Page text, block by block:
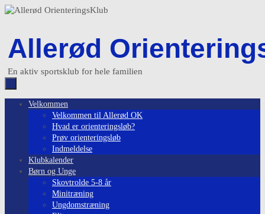
Skip
Allerød
En aktiv sportsklub for hele familien
Skip
Velkommen
Velkommen til Allerød OK
Hvad er orienteringsløb?
Prøv orienteringsløb
Indmeldelse
Klubkalender
Børn og Unge
Skovtrolde 5-8 år
Minitræning
Ungdomstræning